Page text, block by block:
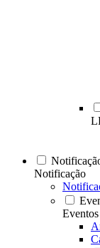
Notificação
Eventos